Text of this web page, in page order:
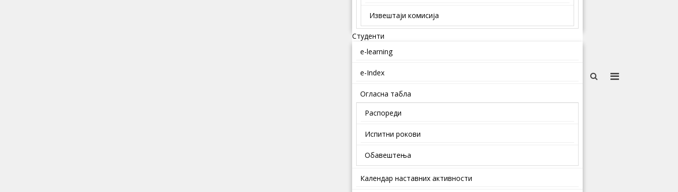
Извештаји комисија
Студенти
e-learning
e-Index
Огласна табла
Распореди
Испитни рокови
Обавештења
Календар наставних активности